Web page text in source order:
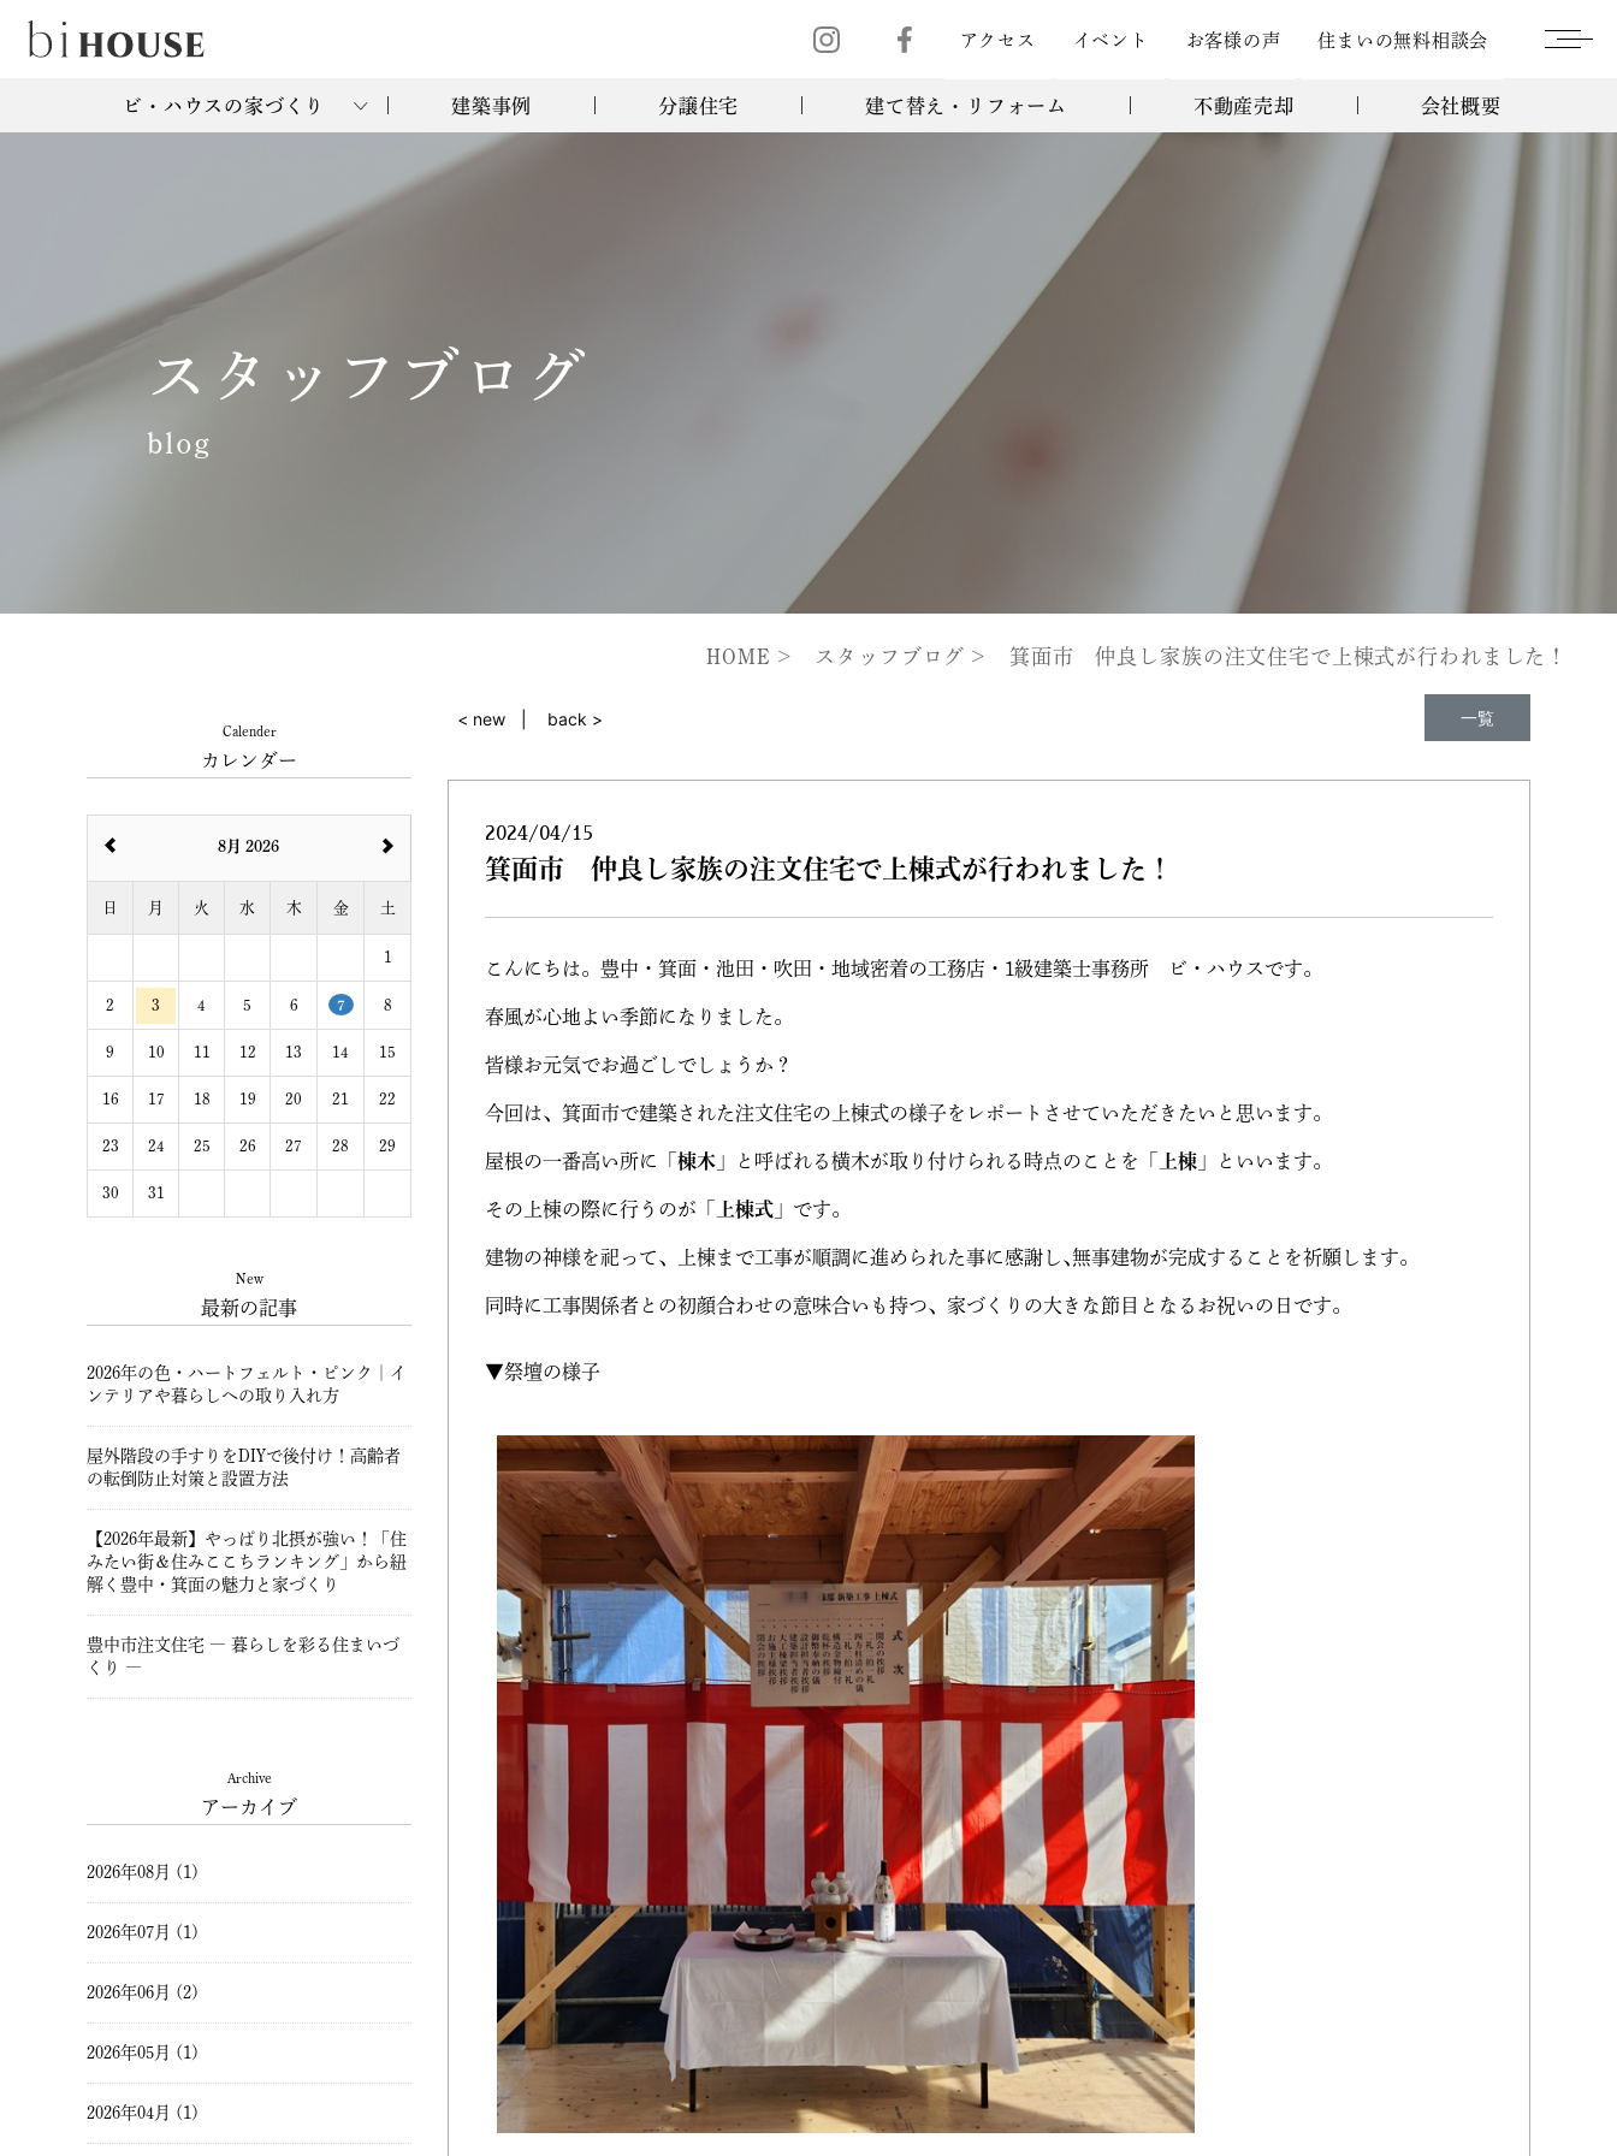
アクセス イベント お客様の声 住まいの無料相談会
ビ・ハウスの家づくり 建築事例 分譲住宅 建て替え・リフォーム 不動産売却 会社概要
スタッフブログ
blog
HOME スタッフブログ 箕面市 仲良し家族の注文住宅で上棟式が行われました！
一覧
< new back >
2024/04/15
箕面市 仲良し家族の注文住宅で上棟式が行われました！
こんにちは。豊中・箕面・池田・吹田・地域密着の工務店・1級建築士事務所 ビ・ハウスです。
春風が心地よい季節になりました。
皆様お元気でお過ごしでしょうか？
今回は、箕面市で建築された注文住宅の上棟式の様子をレポートさせていただきたいと思います。
屋根の一番高い所に「 棟木 」と呼ばれる横木が取り付けられる時点のことを「 上棟 」といいます。
その上棟の際に行うのが「 上棟式 」です。
建物の神様を祀って、上棟まで工事が順調に進められた事に感謝し､無事建物が完成することを祈願します。
同時に工事関係者との初顔合わせの意味合いも持つ、家づくりの大きな節目となるお祝いの日です。
▼祭壇の様子
Calender
カレンダー
8月 2026
日 月 火 水 木 金 土
1
2 3 4 5 6 7 8
9 10 11 12 13 14 15
16 17 18 19 20 21 22
23 24 25 26 27 28 29
30 31
New
最新の記事
2026年の色・ハートフェルト・ピンク｜イ
ンテリアや暮らしへの取り入れ方
屋外階段の手すりをDIYで後付け！高齢者
の転倒防止対策と設置方法
【2026年最新】やっぱり北摂が強い！「住
みたい街＆住みここちランキング」から紐
解く豊中・箕面の魅力と家づくり
豊中市注文住宅 ― 暮らしを彩る住まいづ
くり ―
Archive
アーカイブ
2026年08月 (1)
2026年07月 (1)
2026年06月 (2)
2026年05月 (1)
2026年04月 (1)